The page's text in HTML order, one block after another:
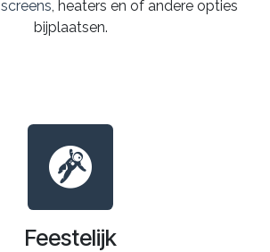
screens, heaters en of andere opties
bijplaatsen.
Feestelijk